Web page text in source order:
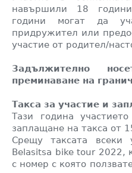
навършили 18
години могат да
придружител или
участие от родител/
Задължително
преминаване на
Такса за участие и
Тази година
заплащане на такса от
Срещу таксата всеки
Belasitsa bike tour 2022,
с номер с която